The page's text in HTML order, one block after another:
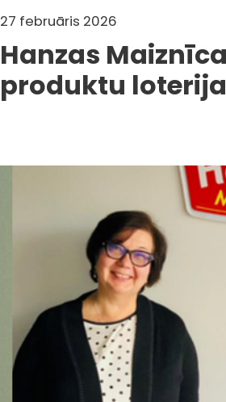
27 februāris 2026
Hanzas
produktu